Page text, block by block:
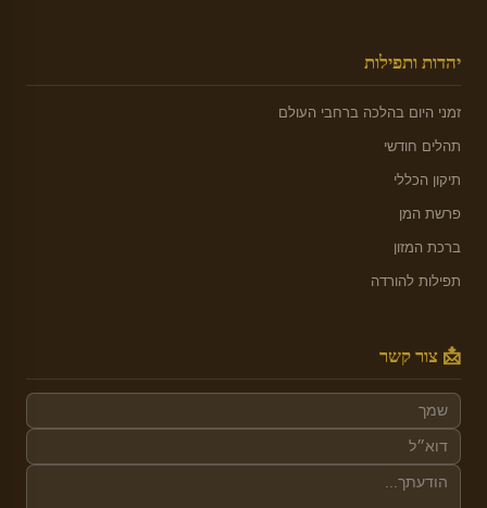
יהדות ותפילות
זמני היום בהלכה ברחבי העולם
תהלים חודשי
תיקון הכללי
פרשת המן
ברכת המזון
תפילות להורדה
📩 צור קשר